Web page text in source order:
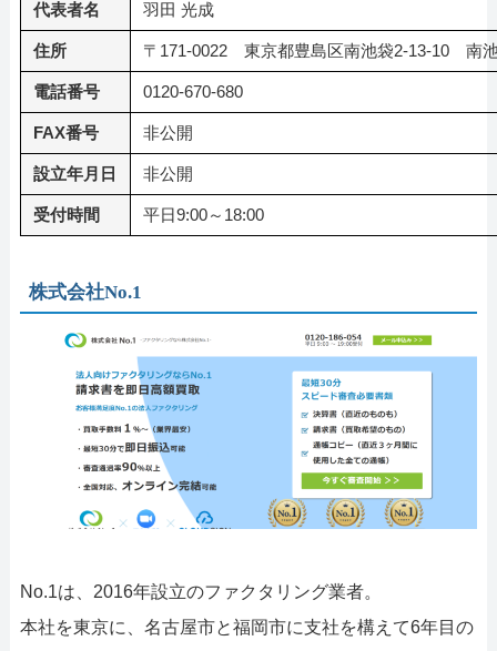
代表者名 羽田 光成
住所 〒171-0022 東京都豊島区南池袋2-13-10 南
電話番号 0120-670-680
FAX番号 非公開
設立年月日 非公開
受付時間 平日9:00～18:00
株式会社No.1
No.1は、2016年設立のファクタリング業者。
本社を東京に、名古屋市と福岡市に支社を構えて6年目の